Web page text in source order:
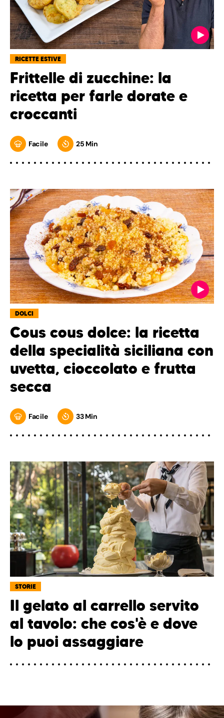
RICETTE ESTIVE
Frittelle di zucchine: la
ricetta per farle dorate e
croccanti
Facile 25 Min
DOLCI
Cous cous dolce: la ricetta
della specialità siciliana con
uvetta, cioccolato e frutta
secca
Facile 33 Min
STORIE
Il gelato al carrello servito
al tavolo: che cos'è e dove
lo puoi assaggiare